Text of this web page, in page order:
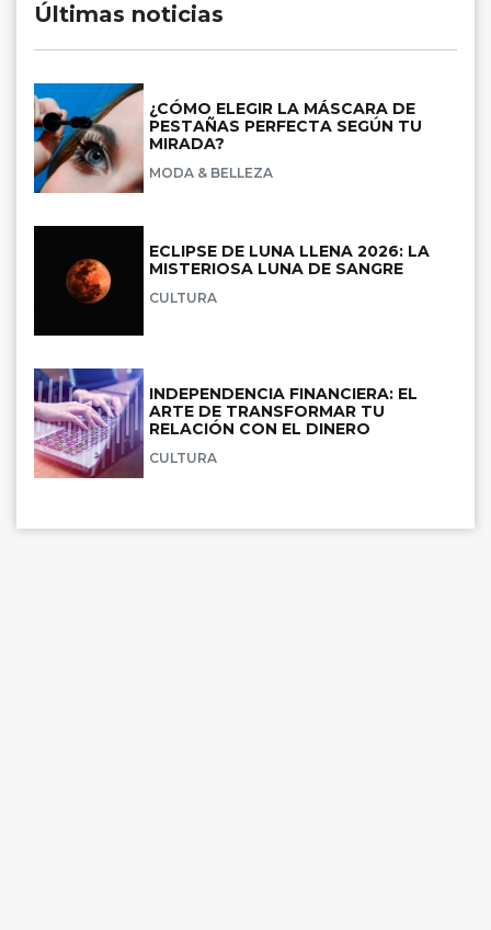
Últimas noticias
¿CÓMO ELEGIR LA MÁSCARA DE
PESTAÑAS PERFECTA SEGÚN TU
MIRADA?
MODA & BELLEZA
ECLIPSE DE LUNA LLENA 2026: LA
MISTERIOSA LUNA DE SANGRE
CULTURA
INDEPENDENCIA FINANCIERA: EL
ARTE DE TRANSFORMAR TU
RELACIÓN CON EL DINERO
CULTURA